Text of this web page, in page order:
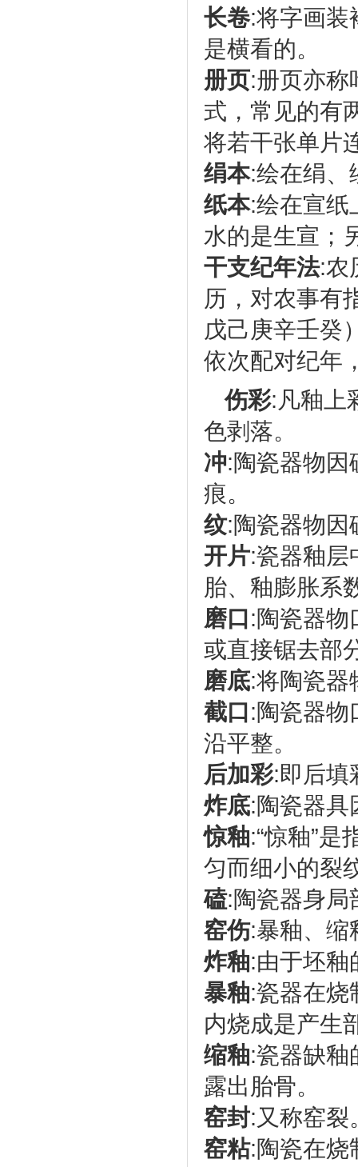
长卷:将字画装
是横看的。
册页:册页亦称
式，常见的有
将若干张单片
绢本:绘在绢、
纸本:绘在宣纸
水的是生宣；
干支纪年法:农
历，对农事有
戊己庚辛壬癸
依次配对纪年
伤彩:凡釉上
色剥落。
冲:陶瓷器物
痕。
纹:陶瓷器物因
开片:瓷器釉层
胎、釉膨胀系
磨口:陶瓷器物
或直接锯去部
磨底:将陶瓷器
截口:陶瓷器物
沿平整。
后加彩:即后填
炸底:陶瓷器具
惊釉:“惊釉”
匀而细小的裂
磕:陶瓷器身局
窑伤:暴釉、缩
炸釉:由于坯釉
暴釉:瓷器在烧
内烧成是产生
缩釉:瓷器缺釉
露出胎骨。
窑封:又称窑裂
窑粘:陶瓷在烧